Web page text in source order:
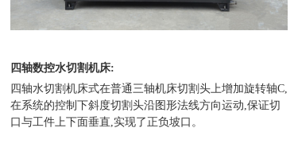
四轴数控水切割机床:
四轴水切割机床式在普通三轴机床切割头上增加旋转轴C,
在系统的控制下斜度切割头沿图形法线方向运动,保证切
口与工件上下面垂直,实现了正负坡口。